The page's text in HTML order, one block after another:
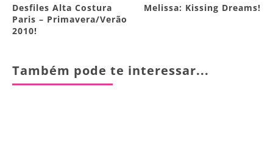
Desfiles Alta Costura
Paris – Primavera/Verão
2010!
Melissa: Kissing Dreams!
Também pode te interessar...